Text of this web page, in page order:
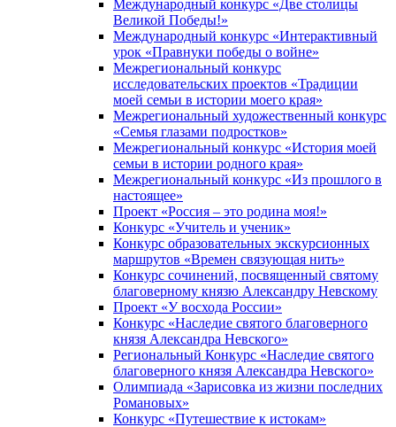
Международный конкурс «Две столицы
Великой Победы!»
Международный конкурс «Интерактивный
урок «Правнуки победы о войне»
Межрегиональный конкурс
исследовательских проектов «Традиции
моей семьи в истории моего края»
Межрегиональный художественный конкурс
«Семья глазами подростков»
Межрегиональный конкурс «История моей
семьи в истории родного края»
Межрегиональный конкурс «Из прошлого в
настоящее»
Проект «Россия – это родина моя!»
Конкурс «Учитель и ученик»
Конкурс образовательных экскурсионных
маршрутов «Времен связующая нить»
Конкурс сочинений, посвященный святому
благоверному князю Александру Невскому
Проект «У восхода России»
Конкурс «Наследие святого благоверного
князя Александра Невского»
Региональный Конкурс «Наследие святого
благоверного князя Александра Невского»
Олимпиада «Зарисовка из жизни последних
Романовых»
Конкурс «Путешествие к истокам»